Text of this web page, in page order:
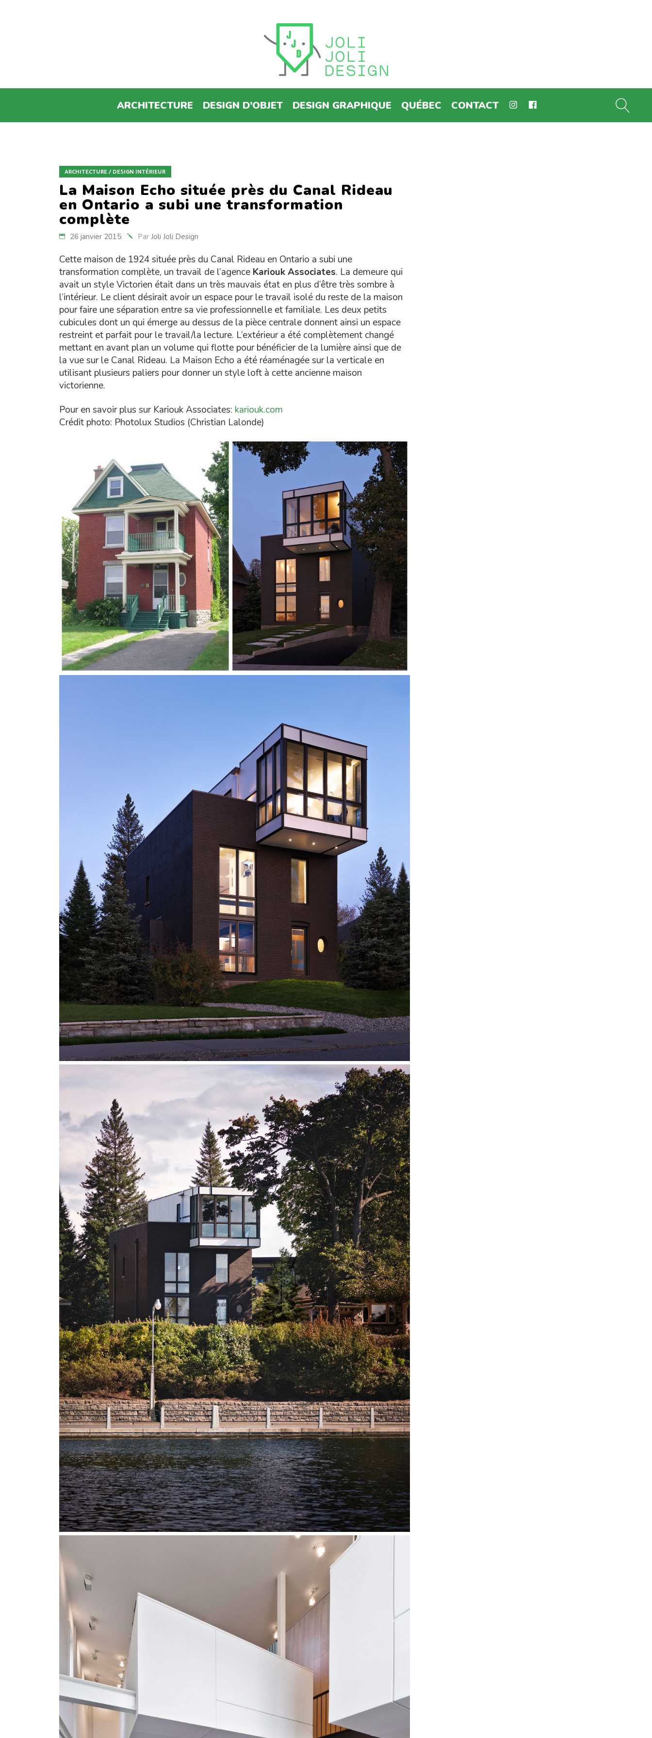
ARCHITECTURE DESIGN D’OBJET DESIGN GRAPHIQUE QUÉBEC CONTACT
ARCHITECTURE / DESIGN INTÉRIEUR
La Maison Echo située près du Canal Rideau
en Ontario a subi une transformation
complète
26 janvier 2015 Par Joli Joli Design
Cette maison de 1924 située près du Canal Rideau en Ontario a subi une
transformation complète, un travail de l’agence Kariouk Associates. La demeure qui
avait un style Victorien était dans un très mauvais état en plus d’être très sombre à
l’intérieur. Le client désirait avoir un espace pour le travail isolé du reste de la maison
pour faire une séparation entre sa vie professionnelle et familiale. Les deux petits
cubicules dont un qui émerge au dessus de la pièce centrale donnent ainsi un espace
restreint et parfait pour le travail/la lecture. L’extérieur a été complètement changé
mettant en avant plan un volume qui flotte pour bénéficier de la lumière ainsi que de
la vue sur le Canal Rideau. La Maison Echo a été réaménagée sur la verticale en
utilisant plusieurs paliers pour donner un style loft à cette ancienne maison
victorienne.
Pour en savoir plus sur Kariouk Associates: kariouk.com
Crédit photo: Photolux Studios (Christian Lalonde)